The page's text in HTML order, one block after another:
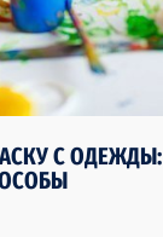
С ОДЕЖДЫ: